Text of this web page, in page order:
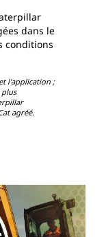
dans le
conditions
l'application ;
agréé.